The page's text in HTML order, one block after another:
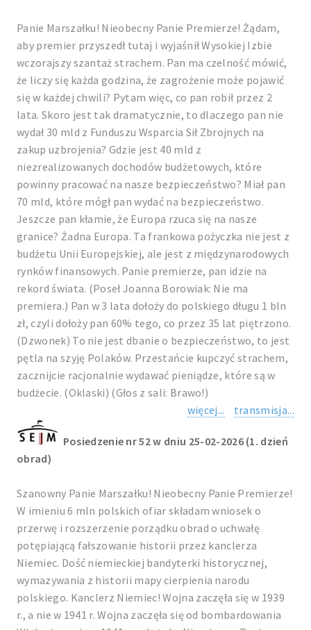
Panie Marszałku! Nieobecny Panie Premierze! Żądam,
aby premier przyszedł tutaj i wyjaśnił Wysokiej Izbie
wczorajszy szantaż strachem. Pan ma czelność mówić,
że liczy się każda godzina, że zagrożenie może pojawić
się w każdej chwili? Pytam więc, co pan robił przez 2
lata. Skoro jest tak dramatycznie, to dlaczego pan nie
wydał 30 mld z Funduszu Wsparcia Sił Zbrojnych na
zakup uzbrojenia? Gdzie jest 40 mld z
niezrealizowanych dochodów budżetowych, które
powinny pracować na nasze bezpieczeństwo? Miał pan
70 mld, które mógł pan wydać na bezpieczeństwo.
Jeszcze pan kłamie, że Europa rzuca się na nasze
granice? Żadna Europa. Ta frankowa pożyczka nie jest z
budżetu Unii Europejskiej, ale jest z międzynarodowych
rynków finansowych. Panie premierze, pan idzie na
rekord świata. (Poseł Joanna Borowiak: Nie ma
premiera.) Pan w 3 lata dołoży do polskiego długu 1 bln
zł, czyli dołoży pan 60% tego, co przez 35 lat piętrzono.
(Dzwonek) To nie jest dbanie o bezpieczeństwo, to jest
pętla na szyję Polaków. Przestańcie kupczyć strachem,
zacznijcie racjonalnie wydawać pieniądze, które są w
budżecie. (Oklaski) (Głos z sali: Brawo!)
więcej...
transmisja...
Posiedzenie nr 52 w dniu 25-02-2026 (1. dzień
obrad)
Szanowny Panie Marszałku! Nieobecny Panie Premierze!
W imieniu 6 mln polskich ofiar składam wniosek o
przerwę i rozszerzenie porządku obrad o uchwałę
potępiającą fałszowanie historii przez kanclerza
Niemiec. Dość niemieckiej bandyterki historycznej,
wymazywania z historii mapy cierpienia narodu
polskiego. Kanclerz Niemiec! Wojna zaczęła się w 1939
r., a nie w 1941 r. Wojna zaczęła się od bombardowania